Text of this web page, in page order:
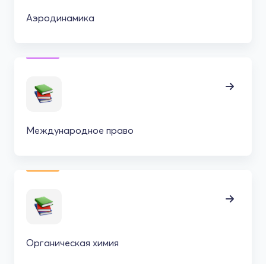
Аэродинамика
Международное право
Органическая химия